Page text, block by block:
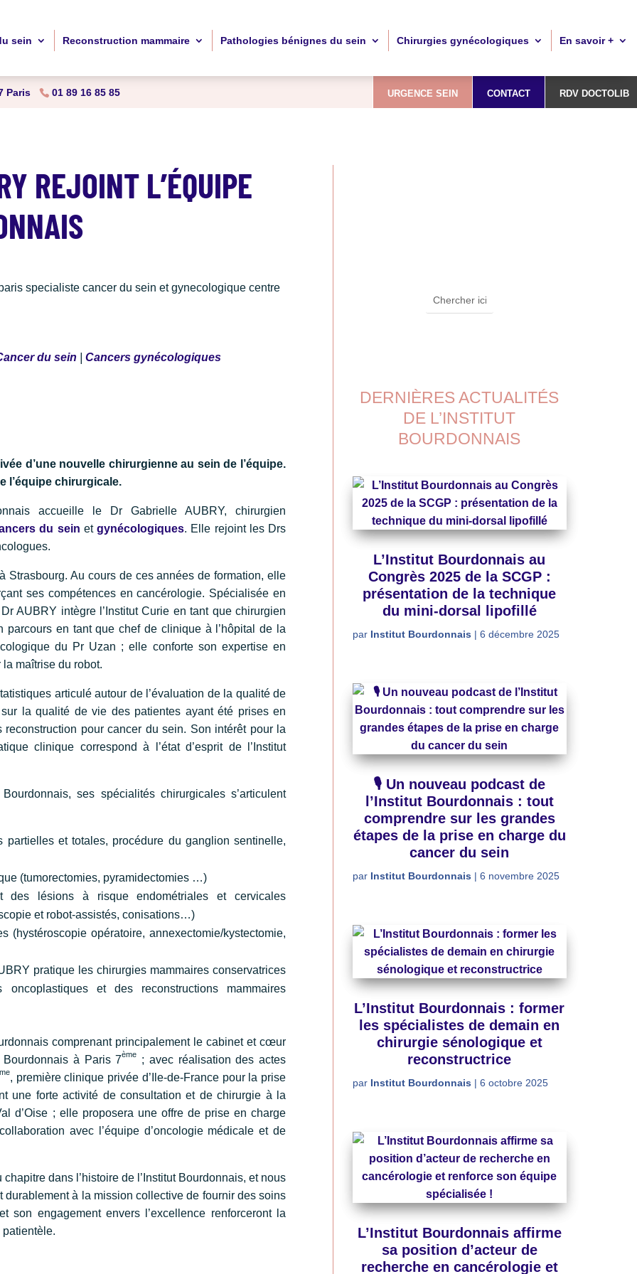
sein Reconstruction mammaire Pathologies bénignes du sein Chirurgies gynécologiques En savoir +
Paris 01 89 16 85 85 URGENCE SEIN CONTACT RDV DOCTOLIB
REJOINT L’ÉQUIPE
du sein Cancers gynécologiques
d’une nouvelle chirurgienne au sein de l’équipe.
l’équipe chirurgicale.
accueille le Dr Gabrielle AUBRY, chirurgien
du sein etgynécologiques. Elle rejoint les Drs
Au cours de ces années de formation, elle
ses compétences en cancérologie. Spécialisée en
AUBRY intègre l’Institut Curie en tant que chirurgien
en tant que chef de clinique à l’hôpital de la
du Pr Uzan ; elle conforte son expertise en
maîtrise du robot.
articulé autour de l’évaluation de la qualité de
la qualité de vie des patientes ayant été prises en
pour cancer du sein. Son intérêt pour la
clinique correspond à l’état d’esprit de l’Institut
ses spécialités chirurgicales s’articulent
et totales, procédure du ganglion sentinelle,
(tumorectomies, pyramidectomies …)
des lésions à risque endométriales et cervicales
et robot-assistés, conisations…)
opératoire, annexectomie/kystectomie,
pratique les chirurgies mammaires conservatrices
et des reconstructions mammaires
comprenant principalement le cabinet et cœur
à Paris 7ème ; avec réalisation des actes
, première clinique privée d’Ile-de-France pour la prise
une forte activité de consultation et de chirurgie à la
d’Oise ; elle proposera une offre de prise en charge
avec l’équipe d’oncologie médicale et de
dans l’histoire de l’Institut Bourdonnais, et nous
à la mission collective de fournir des soins
engagement envers l’excellence renforceront la
patientèle.
DERNIÈRES ACTUALITÉS
DE L’INSTITUT
BOURDONNAIS
L’Institut Bourdonnais au
Congrès 2025 de la SCGP :
présentation de la technique
du mini-dorsal lipofillé
par Institut Bourdonnais | 6 décembre 2025
🎙️ Un nouveau podcast de
l’Institut Bourdonnais : tout
comprendre sur les grandes
étapes de la prise en charge du
cancer du sein
par Institut Bourdonnais | 6 novembre 2025
L’Institut Bourdonnais : former
les spécialistes de demain en
chirurgie sénologique et
reconstructrice
par Institut Bourdonnais | 6 octobre 2025
L’Institut Bourdonnais affirme
sa position d’acteur de
recherche en cancérologie et